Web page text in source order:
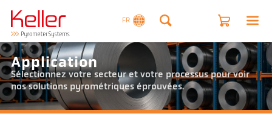
FR
Application
Sélectionnez votre secteur et votre processus pour voir
nos solutions pyrométriques éprouvées.